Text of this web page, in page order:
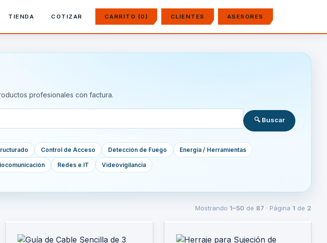
TIENDA COTIZAR CARRITO (0) CLIENTES ASESORES
profesionales con factura.
🔍 Buscar
Control de Acceso Detección de Fuego Energía / Herramientas
Redes e IT Videovigilancia
Mostrando 1–50 de 87 · Página 1 de 2